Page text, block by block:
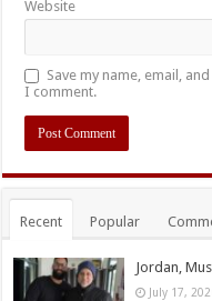
Website
Save my name, email,
I comment.
Recent Popular
Jordan,
July 17,